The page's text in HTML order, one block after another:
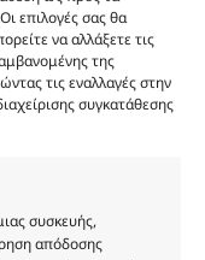
επιλογές σας θα
να αλλάξετε τις
της
τις εναλλαγές στην
συγκατάθεσης
συσκευής,
απόδοσης
στα
στην
μας δεν
του
τύπου, σε
Οι
των
και